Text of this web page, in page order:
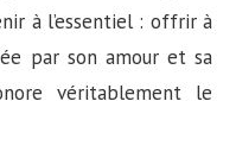
à l’essentiel : offrir à
par son amour et sa
véritablement le